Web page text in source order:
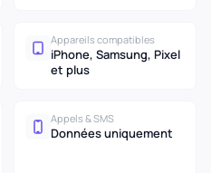
Appareils compatibles
iPhone, Samsung, Pixel
et plus
Appels & SMS
Données uniquement